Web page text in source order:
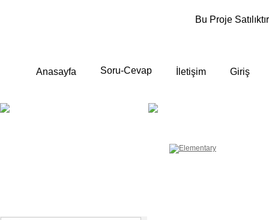
Bu Proje
Anasayfa Soru-Cevap İletişim Giriş